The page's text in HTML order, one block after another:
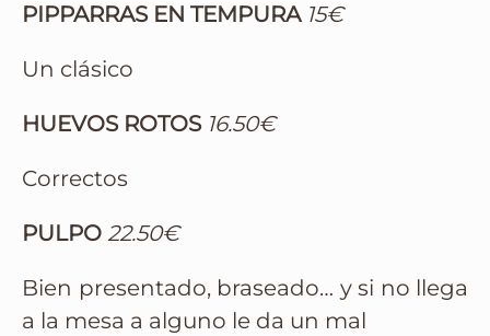
PIPPARRAS EN TEMPURA 15€
Un clásico
HUEVOS ROTOS16.50€
Correctos
PULPO 22.50€
Bien presentado, braseado… y si no llega
a la mesa a alguno le da un mal